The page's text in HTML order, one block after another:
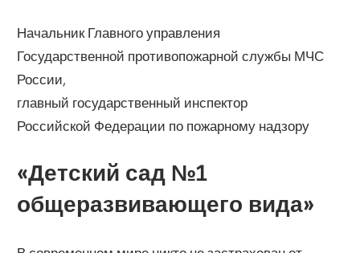
Начальник Главного управления
Государственной противопожарной службы МЧС
России,
главный государственный инспектор
Российской Федерации по пожарному надзору
«Детский сад №1
общеразвивающего вида»